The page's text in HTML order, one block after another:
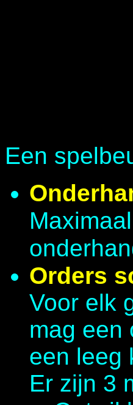
Een
Orders
Voor elk
mag een
een leeg
Er zijn 3